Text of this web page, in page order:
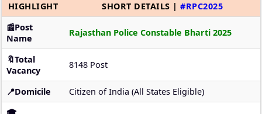
HIGHLIGHT SHORT DETAILS | #RPC2025
📰Post
Name
Rajasthan Police Constable Bharti 2025
🔖Total
Vacancy
8148 Post
📍Domicile
Citizen of India (All States Eligible)